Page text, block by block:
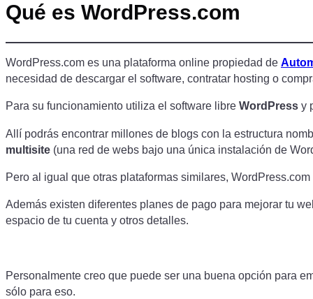
Qué es WordPress.com
WordPress.com es una plataforma online propiedad de
necesidad de descargar el software, contratar hosting o
Para su funcionamiento utiliza el software libre WordPress y
Allí podrás encontrar millones de blogs con la estructura
multisite (una red de webs bajo una única instalación de
Pero al igual que otras plataformas similares,
Además existen diferentes planes de pago para mejorar tu
espacio de tu cuenta y otros detalles.
Personalmente creo que puede ser una buena opción para
sólo para eso.